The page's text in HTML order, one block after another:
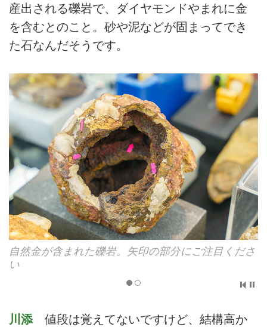
産出される礫岩で、ダイヤモンドやまれに金
を含むとのこと。砂や泥などが固まってでき
た石なんだそうです。
こちらはダイヤモンドの結晶が含まれています！
川添 値段は覚えてないですけど、結構高か